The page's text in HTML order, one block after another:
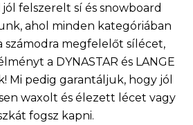
felszerelt sí és snowboard
ahol minden kategóriában
számodra megfelelőt sílécet,
a DYNASTAR és LANGE
Mi pedig garantáljuk, hogy jól
waxolt és élezett lécet vagy
fogsz kapni.